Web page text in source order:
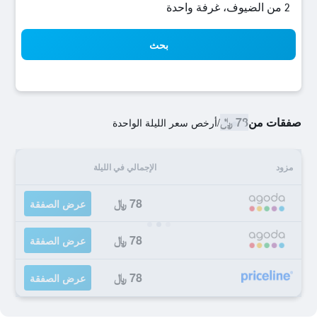
2 من الضيوف، غرفة واحدة
بحث
صفقات من78 ﷼ /أرخص سعر الليلة الواحدة
مزود الإجمالي في الليلة
78 ﷼ عرض الصفقة
78 ﷼ عرض الصفقة
78 ﷼ عرض الصفقة